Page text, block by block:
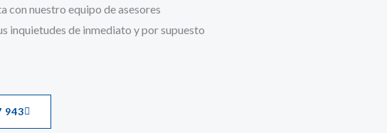
con nuestro equipo de asesores
inquietudes de inmediato y por supuesto
943